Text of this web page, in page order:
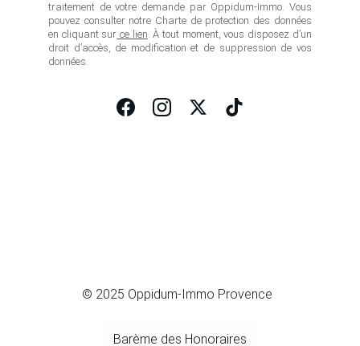
© 2025 Oppidum-Immo Provence
Barème des Honoraires
traitement de votre demande par Oppidum-Immo. Vous
pouvez consulter notre Charte de protection des données
en cliquant sur ce lien. À tout moment, vous disposez d’un
droit d’accès, de modification et de suppression de vos
données.